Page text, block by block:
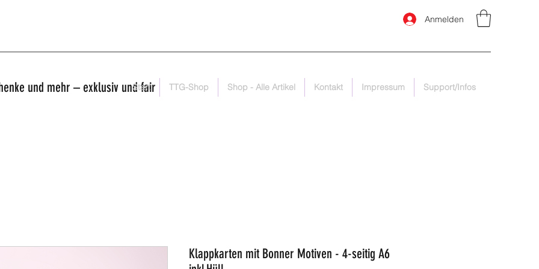
Anmelden
und mehr – exklusiv und fair
Start TTG-Shop Shop - Alle Artikel Kontakt Impressum Support/Infos
Klappkarten mit Bonner Motiven - 4-seitig A6